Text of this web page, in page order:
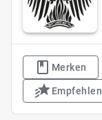
Merken
Empfehlen